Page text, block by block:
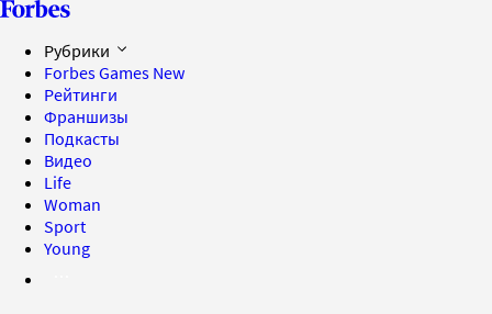
Рубрики
Forbes Games New
Рейтинги
Франшизы
Подкасты
Видео
Life
Woman
Sport
Young